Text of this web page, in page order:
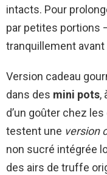
intacts. Pour
par petites portions
tranquillement
Version cadeau
dans des mini pots,
d’un goûter chez
testent une version
non sucré intégrée
des airs de truffe